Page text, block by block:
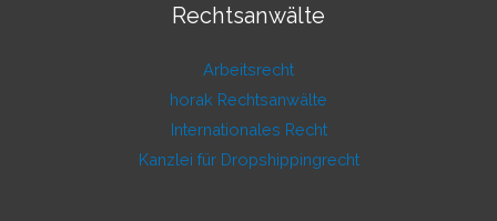
Rechtsanwälte
Arbeitsrecht
horak Rechtsanwälte
Internationales Recht
Kanzlei für Dropshippingrecht